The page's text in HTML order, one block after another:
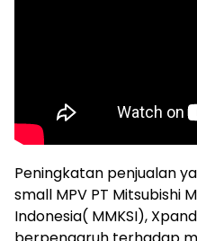
Peningkatan penjualan
small MPV PT Mitsubishi
Indonesia( MMKSI),